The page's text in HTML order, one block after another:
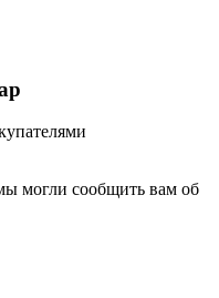
могли сообщить вам об